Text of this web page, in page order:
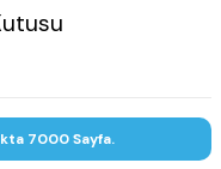
7000 Sayfa.